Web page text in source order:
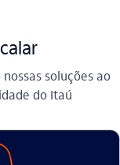
soluções ao
do Itaú